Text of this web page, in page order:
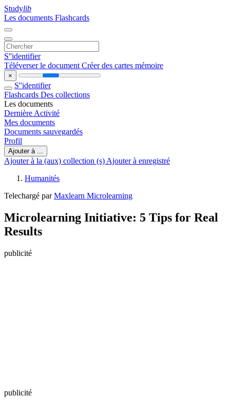
Studylib
Les documents Flashcards
S''identifier
Téléverser le document Créer des cartes mémoire
×
S''identifier
Flashcards Des collections
Les documents
Dernière Activité
Mes documents
Documents sauvegardés
Profil
Ajouter à ...
Ajouter à la (aux) collection (s) Ajouter à enregistré
Humanités
Telechargé parMaxlearn Microlearning
Microlearning Initiative: 5 Tips for Real
Results
publicité
publicité